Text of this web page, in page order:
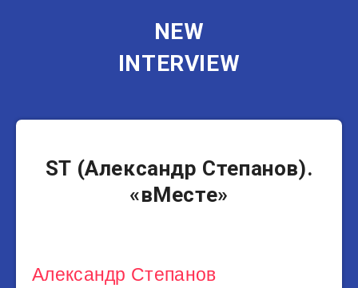
NEW
INTERVIEW
Музыканты
ST (Александр Степанов).
«вМесте»
Александр Степанов